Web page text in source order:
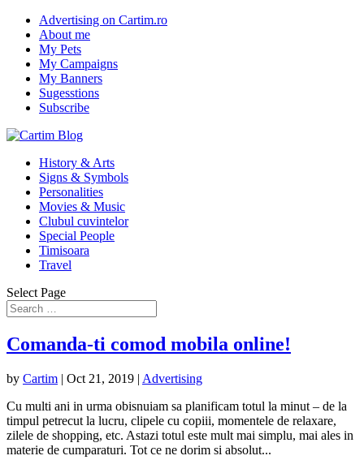
Advertising on Cartim.ro
About me
My Pets
My Campaigns
My Banners
Sugesstions
Subscribe
History & Arts
Signs & Symbols
Personalities
Movies & Music
Clubul cuvintelor
Special People
Timisoara
Travel
Select Page
Comanda-ti comod mobila online!
by Cartim | Oct 21, 2019 | Advertising
Cu multi ani in urma obisnuiam sa planificam totul la minut – de la
timpul petrecut la lucru, clipele cu copiii, momentele de relaxare,
zilele de shopping, etc. Astazi totul este mult mai simplu, mai ales in
materie de cumparaturi. Tot ce ne dorim si absolut...